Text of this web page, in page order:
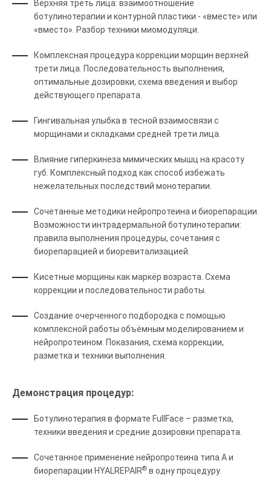
Верхняя треть лица: взаимоотношение
ботулинотерапии и контурной пластики - «вместе» или
«вместо». Разбор техники миомодуляци.
Комплексная процедура коррекции морщин верхней
трети лица. Последовательность выполнения,
оптимальные дозировки, схема введения и выбор
действующего препарата.
Гингивальная улыбка в тесной взаимосвязи с
морщинами и складками средней трети лица.
Влияние гиперкинеза мимических мышц на красоту
губ. Комплексный подход как способ избежать
нежелательных последствий монотерапии.
Сочетанные методики нейропротеина и биорепарации.
Возможности интрадермальной ботулинотерапии:
правила выполнения процедуры, сочетания с
биорепарацией и биоревитализацией.
Кисетные морщины как маркёр возраста. Схема
коррекции и последовательности работы.
Создание очерченного подбородка с помощью
комплексной работы объёмным моделированием и
нейропротеином. Показания, схема коррекции,
разметка и техники выполнения.
Демонстрация процедур:
Ботулинотерапия в формате FullFace – разметка,
техники введения и средние дозировки препарата.
Сочетанное применение нейропротеина типа А и
биорепарации HYALREPAIR® в одну процедуру.